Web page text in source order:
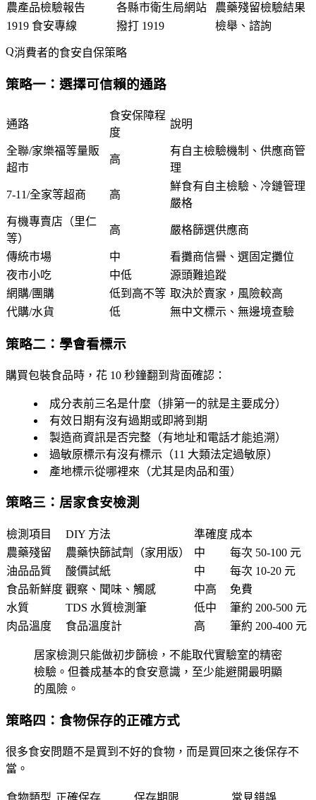
農產品檢驗報告
各縣市衛生局網站
農藥殘留檢驗結果
1919 食安專線
撥打 1919 檢舉、諮詢
消費者的食安自保策略
策略一：選擇可信賴的通路
通路
食安保障程
度
說明
全聯/家樂福等量販
超市
高
有自主檢驗機制、供應商管
理
7-11/全家等超商 高
鮮食有自主檢驗、冷鏈管理
嚴格
有機專賣店（里仁
等）
高 嚴格篩選供應商
傳統市場 中
看攤商信譽、選固定攤位
夜市小吃
中低
源頭難追蹤
網購/團購
低到高不等 取決於賣家，風險較高
代購/水貨
低 無中文標示、無邊境查驗
策略二：學會看標示
購買包裝食品時，花 10 秒鐘翻到背面確認：
成分表前三名是什麼（排第一的就是主要成分）
有效日期有沒有過期或即將到期
製造商資訊是否完整（有地址和電話才能追溯）
過敏原標示有沒有標示（11 大類法定過敏原）
產地標示從哪裡來（尤其是肉品和蛋）
策略三：居家食安檢測
檢測項目 DIY 方法 準確度 成本
農藥殘留
農藥快篩試劑（家用版） 中
每次 50-100 元
油品品質
酸價試紙 中
每次 10-20 元
食品新鮮度 觀察、聞味、觸感 中高
免費
水質
TDS 水質檢測筆 低中
筆約 200-500 元
肉品溫度
食品溫度計 高 筆約 200-400 元
居家檢測只能做初步篩檢，不能取代實驗室的精密
檢驗。但養成基本的食安意識，至少能避開最明顯
的風險。
策略四：食物保存的正確方式
很多食安問題不是買到不好的食物，而是買回來之後保存不
當。
食物類型 正確保存 保存期限 常見錯誤